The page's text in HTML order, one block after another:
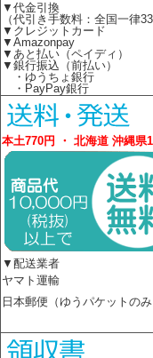
▼代金引換
（代引き手数料：全国一律
▼クレジットカード
▼Amazonpay
▼あと払い（ペイディ）
▼銀行振込（前払い）
・ゆうちょ銀行
・PayPay銀行
本土770円 ・ 北海道 沖縄県
▼配送業者
ヤマト運輸
日本郵便（ゆうパケットのみ